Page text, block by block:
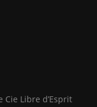
Cie Libre d’Esprit